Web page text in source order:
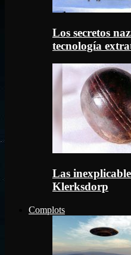
Los secretos
tecnología
Las
Klerksdorp
Complots